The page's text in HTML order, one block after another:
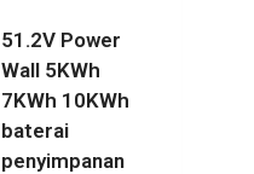
51.2V Power
Wall 5KWh
7KWh 10KWh
baterai
penyimpanan